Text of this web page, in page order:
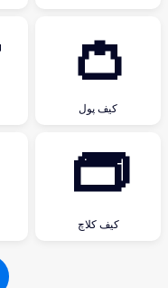
👛
کیف پول
👝
کیف کلاچ